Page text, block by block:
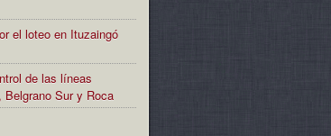
el loteo en Ituzaingó
de las líneas
Sur y Roca